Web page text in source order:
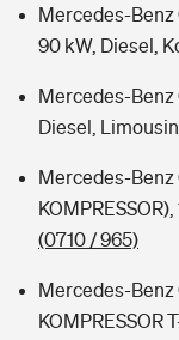
Mercedes-Benz
90 kW, Diesel,
Mercedes-Benz
Diesel,
Mercedes-Benz
(0710 / 965)
Mercedes-Benz
KOMPRESSOR